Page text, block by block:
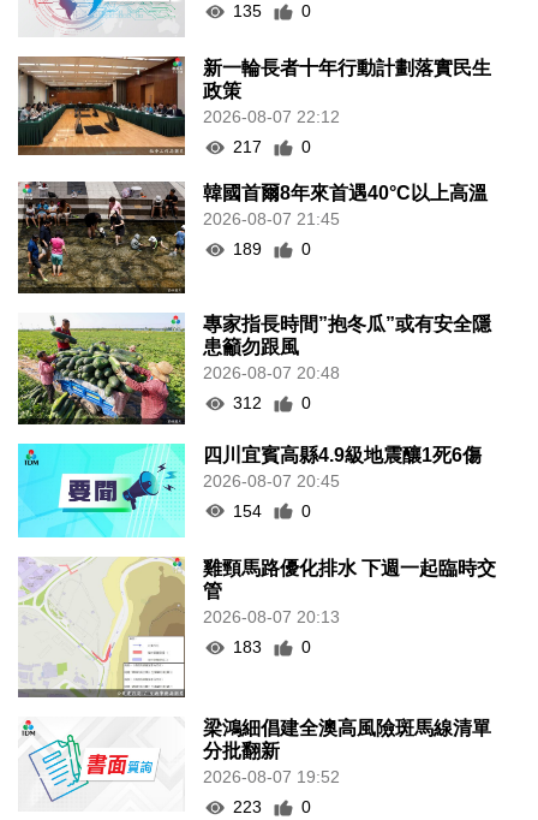
135
0
新一輪長者十年行動計劃落實民生
政策
2026-08-07 22:12
217
0
韓國首爾8年來首遇40°C以上高溫
2026-08-07 21:45
189
0
專家指長時間”抱冬瓜”或有安全隱
患籲勿跟風
2026-08-07 20:48
312
0
四川宜賓高縣4.9級地震釀1死6傷
2026-08-07 20:45
154
0
雞頸馬路優化排水 下週一起臨時交
管
2026-08-07 20:13
183
0
梁鴻細倡建全澳高風險斑馬線清單
分批翻新
2026-08-07 19:52
223
0